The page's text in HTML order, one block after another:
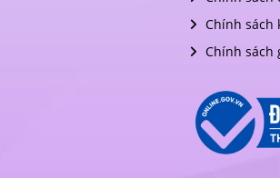
Chính sách
Chính sách